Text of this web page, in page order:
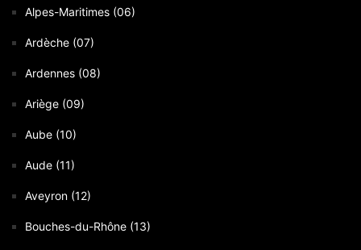
Alpes-Maritimes (06)
Ardèche (07)
Ardennes (08)
Ariège (09)
Aube (10)
Aude (11)
Aveyron (12)
Bouches-du-Rhône (13)